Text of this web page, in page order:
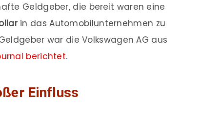
Geldgeber, die bereit waren eine
in das Automobilunternehmen zu
war die Volkswagen AG aus
berichtet.
Einfluss